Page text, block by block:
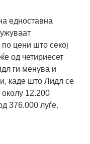
едноставна
цени што секој
од четириесет
ги менувa и
каде што Лидл се
12.200
376.000 луѓе.